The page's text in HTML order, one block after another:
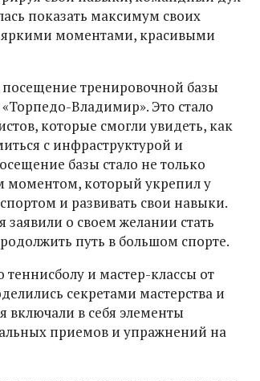
показать максимум своих
яркими моментами, красивыми
тренировочной базы
Владимир». Это стало
которые смогли увидеть, как
с инфраструктурой и
базы стало не только
моментом, который укрепил у
и развивать свои навыки.
о своем желании стать
путь в большом спорте.
и мастер-классы от
секретами мастерства и
включали в себя элементы
приемов и упражнений на